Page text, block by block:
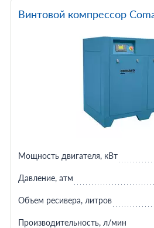
Винтовой компрессор
Мощность двигателя, кВт
Давление, атм
Объем ресивера, литров
Производительность, л/мин